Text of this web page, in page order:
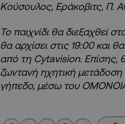
Κούσουλος, Εράκοβιτς, Π.
Το παιχνίδι θα διεξαχθεί
θα αρχίσει στις 19:00 και
από τη Cytavision. Επίσης,
ζωντανή ηχητική
γήπεδο, μέσω του